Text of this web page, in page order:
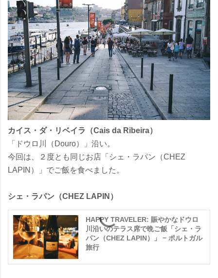
カイス・ダ・リベイラ（Cais da Ribeira）
「ドウロ川（Douro）」沿い。
今回は、２度とも同じお店「シェ・ラパン（CHEZ
LAPIN）」でご飯を食べました。
シェ・ラパン（CHEZ LAPIN）
HAPPY TRAVELER: 賑やかなドウロ
川沿いのテラス席で晩ご飯「シェ・ラ
パン（CHEZ LAPIN）」 − ポルトガル
旅行